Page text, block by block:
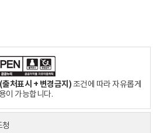
처표시 + 변경금지)조건에 따라 자유롭게
이 가능합니다.
청